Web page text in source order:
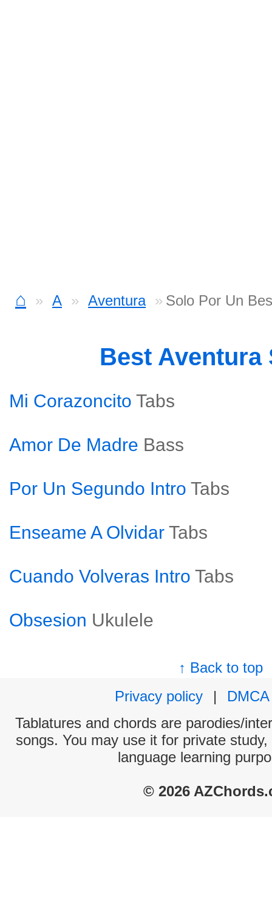
⌂ A Aventura Solo Por Un
Best Aventura
Mi Corazoncito Tabs
Amor De Madre Bass
Por Un Segundo Intro Tabs
Enseame A Olvidar Tabs
Cuando Volveras Intro Tabs
Obsesion Ukulele
↑ Back to top
Privacy policy
|
DMCA
Tablatures and chords are parodies/
songs. You may use it for private
language learning
© 2026